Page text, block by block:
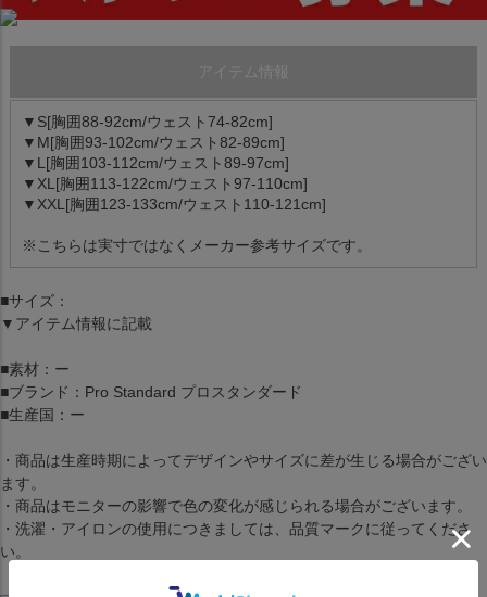
アイテム情報
▼S[胸囲88-92cm/ウェスト74-82cm]
▼M[胸囲93-102cm/ウェスト82-89cm]
▼L[胸囲103-112cm/ウェスト89-97cm]
▼XL[胸囲113-122cm/ウェスト97-110cm]
▼XXL[胸囲123-133cm/ウェスト110-121cm]
※こちらは実寸ではなくメーカー参考サイズです。
■サイズ：
▼アイテム情報に記載
■素材：ー
■ブランド：Pro Standard プロスタンダード
■生産国：ー
・商品は生産時期によってデザインやサイズに差が生じる場合がござい
ます。
・商品はモニターの影響で色の変化が感じられる場合がございます。
・洗濯・アイロンの使用につきましては、品質マークに従ってくださ
い。